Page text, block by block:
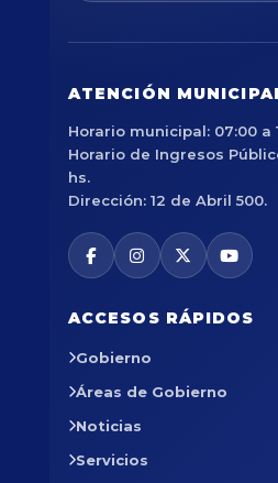
ATENCIÓN
Horario municipal: 07:00 a
Horario de Ingresos
hs.
Dirección: 12 de Abril 500.
ACCESOS RÁPIDOS
Gobierno
Áreas de Gobierno
Noticias
Servicios